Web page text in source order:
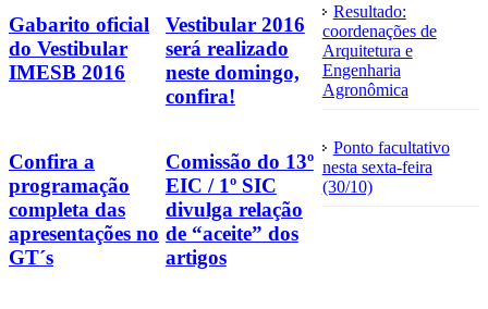
Gabarito oficial
do Vestibular
IMESB 2016
Vestibular 2016
será realizado
neste domingo,
confira!
Resultado:
coordenações de
Arquitetura e
Engenharia
Agronômica
Confira a
programação
completa das
apresentações no
GT´s
Comissão do 13º
EIC / 1º SIC
divulga relação
de “aceite” dos
artigos
Ponto facultativo
nesta sexta-feira
(30/10)